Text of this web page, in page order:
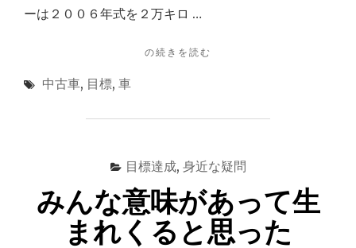
い
い
る
ーは２００６年式を２万キロ …
"中
ル
や
ン
ツ
を
の続きを読む
中古車, 目標, 車
目標達成, 身近な疑問
みんな意味があって生
まれくると思った